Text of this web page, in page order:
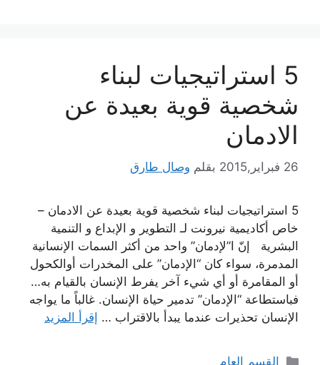
5 استراتيجيات لبناء
شخصية قوية بعيدة عن
الادمان
26 فبراير,2015 بقلم وصال طارق
5 استراتيجيات لبناء شخصية قوية بعيدة عن الادمان –
خاص أكاديمية نيرونت لـ التطوير و الإبداع و التنمية
البشرية إنّ ا”لإدمان” واحد من أكثر السمات الإنسانية
المدمرة، سواء كان “الإدمان” على المخدرات أوالكحول
أو المقامرة أو أي شيء آخر يفرط الإنسان بالقيام به…
فباستطاعة “الإدمان” تدمير حياة الإنسان. غالباً ما يواجه
الإنسان تحذيرات عندما يبدأ بالاقتراب … إقرأ المزيد
التصنيفات
القسم العام